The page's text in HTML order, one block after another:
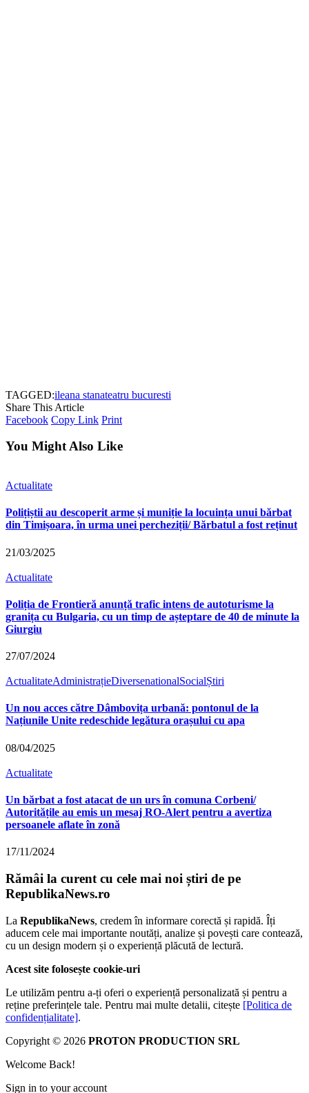
TAGGED:ileana stanateatru bucuresti
Share This Article
Facebook Copy Link Print
You Might Also Like
Actualitate
Polițiștii au descoperit arme și muniție la locuința unui bărbat
din Timișoara, în urma unei percheziții/ Bărbatul a fost reținut
21/03/2025
Actualitate
Poliția de Frontieră anunță trafic intens de autoturisme la
granița cu Bulgaria, cu un timp de așteptare de 40 de minute la
Giurgiu
27/07/2024
ActualitateAdministrațieDiversenationalSocialȘtiri
Un nou acces către Dâmbovița urbană: pontonul de la
Națiunile Unite redeschide legătura orașului cu apa
08/04/2025
Actualitate
Un bărbat a fost atacat de un urs în comuna Corbeni/
Autoritățile au emis un mesaj RO-Alert pentru a avertiza
persoanele aflate în zonă
17/11/2024
Rămâi la curent cu cele mai noi știri de pe
RepublikaNews.ro
La RepublikaNews, credem în informare corectă și rapidă. Îți
aducem cele mai importante noutăți, analize și povești care contează,
cu un design modern și o experiență plăcută de lectură.
Acest site folosește cookie-uri
Le utilizăm pentru a-ți oferi o experiență personalizată și pentru a
reține preferințele tale. Pentru mai multe detalii, citește [Politica de
confidențialitate].
Copyright © 2026 PROTON PRODUCTION SRL
Welcome Back!
Sign in to your account